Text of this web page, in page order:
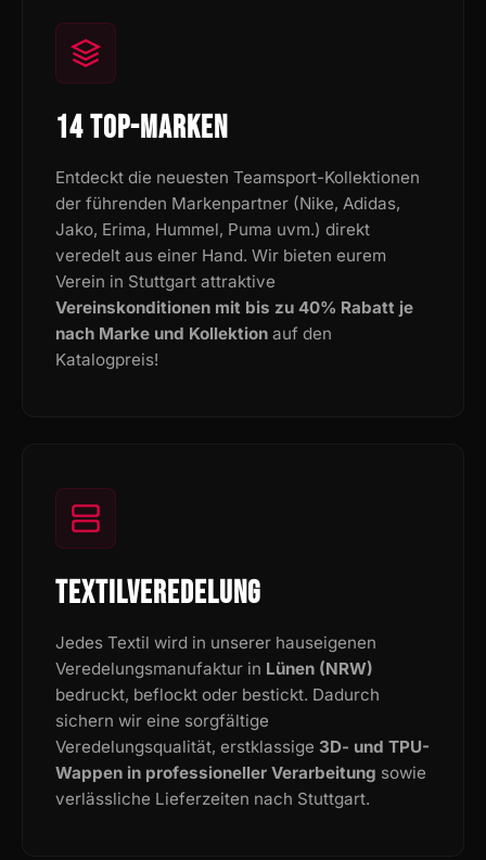
14 TOP-MARKEN
Entdeckt die neuesten Teamsport-Kollektionen
der führenden Markenpartner (Nike, Adidas,
Jako, Erima, Hummel, Puma uvm.) direkt
veredelt aus einer Hand. Wir bieten eurem
Verein in Stuttgart attraktive
Vereinskonditionen mit bis zu 40% Rabatt je
nach Marke und Kollektion auf den
Katalogpreis!
TEXTILVEREDELUNG
Jedes Textil wird in unserer hauseigenen
Veredelungsmanufaktur in Lünen (NRW)
bedruckt, beflockt oder bestickt. Dadurch
sichern wir eine sorgfältige
Veredelungsqualität, erstklassige 3D- und TPU-
Wappen in professioneller Verarbeitung sowie
verlässliche Lieferzeiten nach Stuttgart.